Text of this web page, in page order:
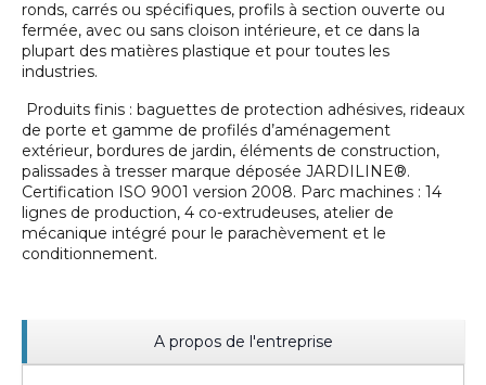
ronds, carrés ou spécifiques, profils à section ouverte ou
fermée, avec ou sans cloison intérieure, et ce dans la
plupart des matières plastique et pour toutes les
industries.
Produits finis : baguettes de protection adhésives, rideaux
de porte et gamme de profilés d’aménagement
extérieur, bordures de jardin, éléments de construction,
palissades à tresser marque déposée JARDILINE®.
Certification ISO 9001 version 2008. Parc machines : 14
lignes de production, 4 co-extrudeuses, atelier de
mécanique intégré pour le parachèvement et le
conditionnement.
A propos de l'entreprise